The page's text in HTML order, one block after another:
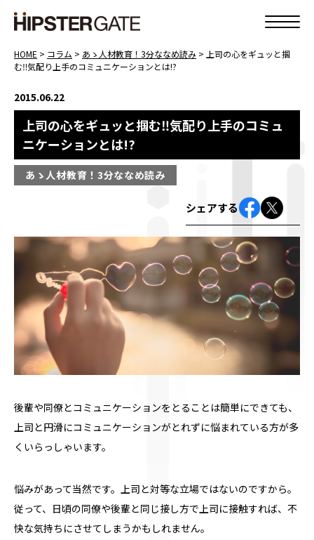
HOME > コラム > あゝ人材教育！3分ななめ読み > 上司の心をギュッと掴
む‼気配り上手のコミュニケーションとは!?
2015.06.22
上司の心をギュッと掴む‼気配り上手のコミュ
ニケーションとは!?
あゝ人材教育！3分ななめ読み
シェアする
後輩や同僚とコミュニケーションをとることは簡単にできても、
上司と円滑にコミュニケーションがとれずに悩まれている方が多
くいらっしゃいます。
悩みがあって当然です。上司と対等な立場ではないのですから。
従って、日頃の同僚や後輩と同じ接し方で上司に接触すれば、不
快な気持ちにさせてしまうかもしれません。